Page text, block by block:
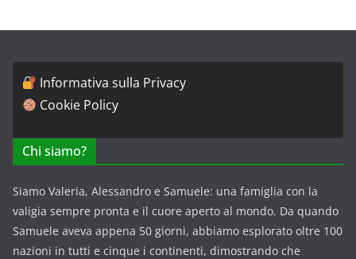
Informativa sulla Privacy
Cookie Policy
Chi siamo?
Siamo Valeria, Alessandro e Samuele: una famiglia con la
valigia sempre pronta e il cuore aperto al mondo. Da quando
Samuele aveva appena 50 giorni, abbiamo esplorato oltre 100
nazioni in tutti e cinque i continenti, dimostrando che